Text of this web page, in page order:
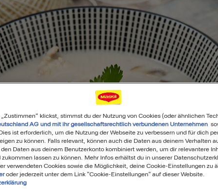
klickst, stimmst du der Nutzung von Cookies (oder ähnlichen
AG und mit ihr gesellschaftsrechtlich verbundenen Unternehmen
ist erforderlich, um die Nutzung der Webseite zu verbessern und für dich
zu können. Falls relevant, können auch die Daten aus deinem Verhalten
Daten aus deinem Benutzerkonto kombiniert werden, um dir relevantere
zukommen lassen zu können. Mehr Infos erhältst du in unserer
verwendeten Cookies sowie die Möglichkeit, deine Cookie-Einstellungen zu
oder jederzeit unter dem Link "Cookie-Einstellungen" auf dieser Website.